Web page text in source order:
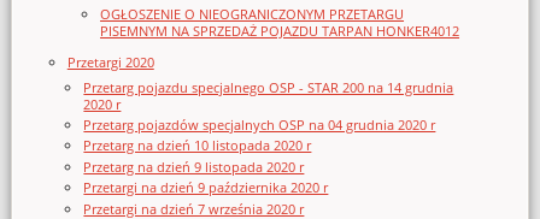
OGŁOSZENIE O NIEOGRANICZONYM PRZETARGU
PISEMNYM NA SPRZEDAŻ POJAZDU TARPAN HONKER4012
Przetargi 2020
Przetarg pojazdu specjalnego OSP - STAR 200 na 14 grudnia
2020 r
Przetarg pojazdów specjalnych OSP na 04 grudnia 2020 r
Przetarg na dzień 10 listopada 2020 r
Przetarg na dzień 9 listopada 2020 r
Przetargi na dzień 9 października 2020 r
Przetargi na dzień 7 września 2020 r